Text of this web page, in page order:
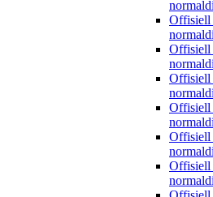
Offisiell
Offisiell
Offisiell
Offisiell
Offisiell
Offisiell